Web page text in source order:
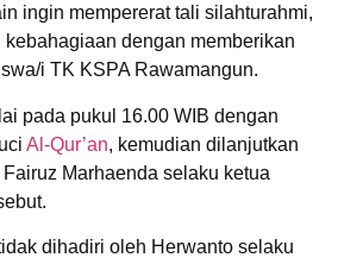
ingin mempererat tali silahturahmi,
dengan memberikan
i TK KSPA Rawamangun.
pada pukul 16.00 WIB dengan
Al-Qur’an, kemudian dilanjutkan
Marhaenda selaku ketua
dihadiri oleh Herwanto selaku